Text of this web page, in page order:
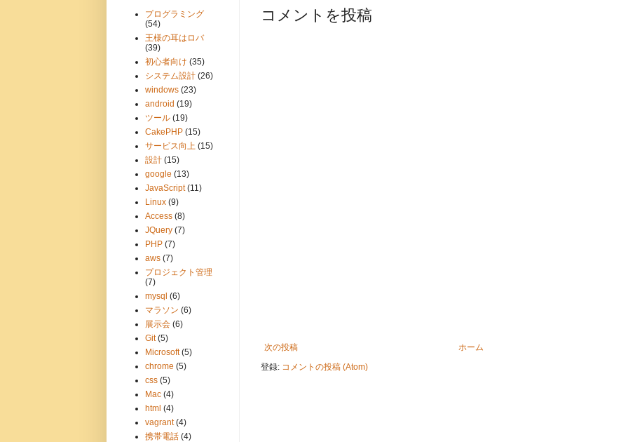
コメントを投稿
次の投稿
ホーム
登録: コメントの投稿 (Atom)
プログラミング
(54)
王様の耳はロバ
(39)
初心者向け (35)
システム設計 (26)
windows (23)
android (19)
ツール (19)
CakePHP (15)
サービス向上 (15)
設計 (15)
google (13)
JavaScript (11)
Linux (9)
Access (8)
JQuery (7)
PHP (7)
aws (7)
プロジェクト管理
(7)
mysql (6)
マラソン (6)
展示会 (6)
Git (5)
Microsoft (5)
chrome (5)
css (5)
Mac (4)
html (4)
vagrant (4)
携帯電話 (4)